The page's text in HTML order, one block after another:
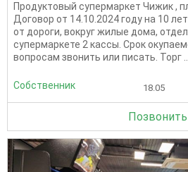
Продуктовый супермаркет Чижик ,
Договор от 14.10.2024 году на 10
от дороги, вокруг жилые дома,
супермаркете 2 кассы. Срок
вопросам звонить или писать. Торг
Собственник 18.05
Позвонить